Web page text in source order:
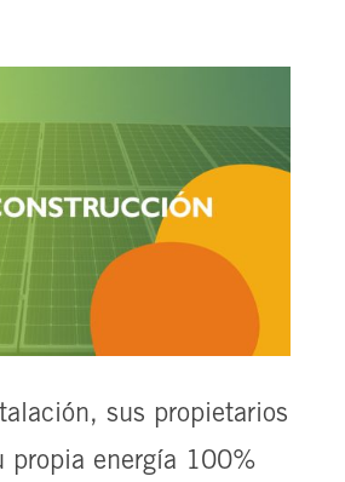
sus propietarios
propia energía 100%